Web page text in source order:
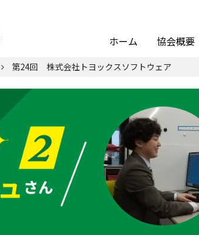
ホーム
協会概要
第24回 株式会社トヨックスソフトウェア